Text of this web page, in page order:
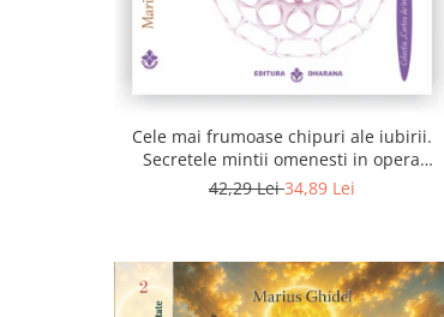
Cele mai frumoase chipuri ale iubirii.
Secretele mintii omenesti in opera
marelui initiat, Rumi
42,29 Lei34,89 Lei